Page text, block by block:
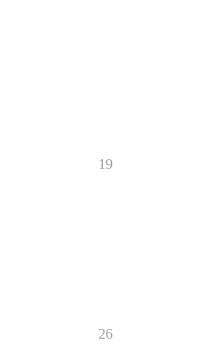
19
26